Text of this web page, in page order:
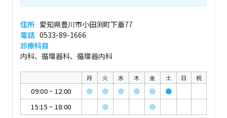
住所 愛知県豊川市小田渕町下垂77
電話 0533-89-1666
診療科目
内科、循環器科、循環器内科
月 火 水 木 金 土 日 祝
09:00~ 12:00 ● ● ● ● ●
●
15:15 ~ 18:00 ● ●